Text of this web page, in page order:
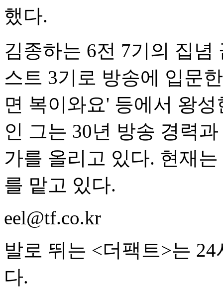
했다.
김종하는 6전 7기의 집념
스트 3기로 방송에 입문
면 복이와요' 등에서 왕
인 그는 30년 방송 경력
가를 올리고 있다. 현재
를 맡고 있다.
eel@tf.co.kr
발로 뛰는 <더팩트>는
다.